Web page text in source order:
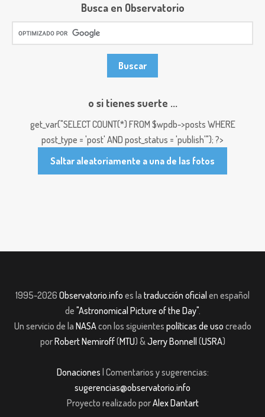
Busca en Observatorio
o si tienes suerte ...
get_var("SELECT COUNT(*) FROM $wpdb->posts WHERE
post_type = 'post' AND post_status = 'publish'"); ?>
Saltar aleatoriamente a una de las fotos
1995-2026 Observatorio.info es la traducción oficial en español
de "Astronomical Picture of the Day".
Un servicio de la NASAcon los siguientes políticas de uso creado
porRobert Nemiroff(MTU) &Jerry Bonnell (USRA)
Donaciones | Comentarios y sugerencias:
sugerencias@observatorio.info
Proyecto realizado porAlex Dantart